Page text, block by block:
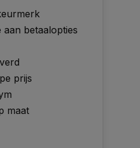
betaalopties
prijs
maat